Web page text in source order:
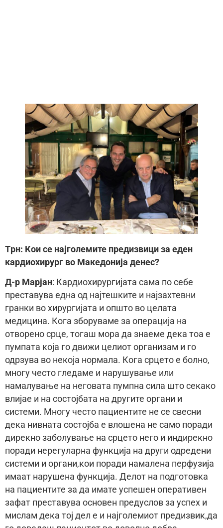
Tрн: Кои се најголемите предизвици за еден
кардиохирург во Македонија денес?
Д-р Марјан: Кардиохирургијата сама по себе
преставува една од најтешките и најзахтевни
гранки во хирургијата и општо во целата
медицина. Кога зборуваме за операција на
отворено срце, тогаш мора да знаеме дека тоа е
пумпата која го движи целиот организам и го
одрзува во некоја нормала. Кога срцето е болно,
многу често гледаме и нарушување или
намалување на неговата пумпна сила што секако
влијае и на состојбата на другите органи и
системи. Многу често пациентите не се свесни
дека нивната состојба е влошена не само поради
дирекно заболување на срцето него и индирекно
поради нерегуларна функција на други одредени
системи и органи,кои поради намалена перфузија
имаат нарушена функција. Делот на подготовка
на пациентите за да имате успешен оперативен
зафат преставува основен предуслов за успех и
мислам дека тој дел е и најголемиот предизвик,да